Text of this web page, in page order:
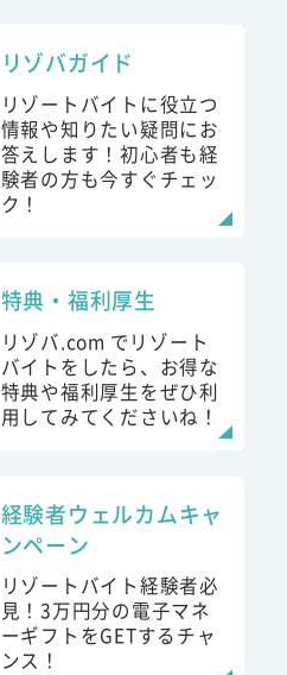
リゾバガイド
リゾートバイトに役立つ
情報や知りたい疑問にお
答えします！初心者も経
験者の方も今すぐチェッ
ク！
特典・福利厚生
リゾバ.com でリゾート
バイトをしたら、お得な
特典や福利厚生をぜひ利
用してみてくださいね！
経験者ウェルカムキャ
ンペーン
リゾートバイト経験者必
見！3万円分の電子マネ
ーギフトをGETするチャ
ンス！